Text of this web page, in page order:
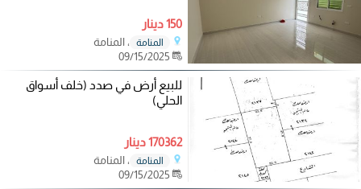
150 دينار
المنامة
، المنامة
للبيع أرض في صدد (خلف أسواق
الحلي)
170362 دينار
المنامة
، المنامة